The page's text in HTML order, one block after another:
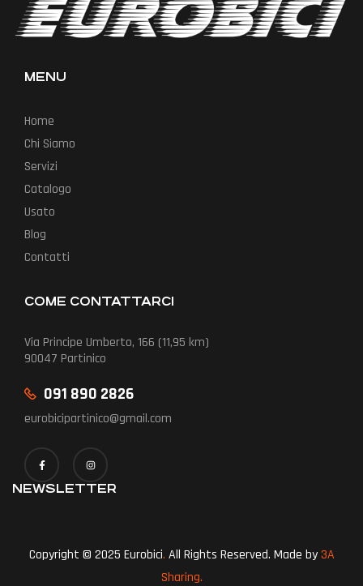
MENU
Home
Chi Siamo
Servizi
Catalogo
Usato
Blog
Contatti
COME CONTATTARCI
Via Principe Umberto, 166 (11,95 km)
90047 Partinico
091 890 2826
eurobicipartinico@gmail.com
NEWSLETTER
Copyright © 2025 Eurobici. All Rights Reserved. Made by3A
Sharing.